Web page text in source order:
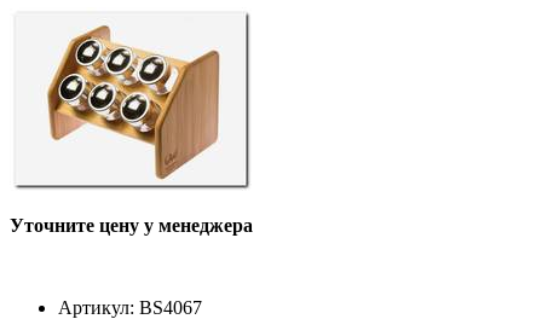
Уточните цену у менеджера
Артикул: BS4067